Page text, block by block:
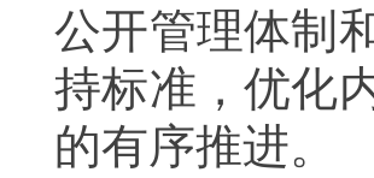
公开管理体制
持标准，优化
的有序推进。